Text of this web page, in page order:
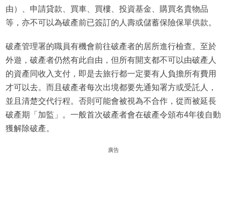
由）、申請貸款、買車、買樓、投資基金、購買名貴物品
等，亦不可以為破產前已簽訂的人壽或儲蓄保險保單供款。
破產管理署的職員有機會前往破產者的居所進行檢查。至於
外遊，破產者仍然有此自由，但所有開支都不可以由破產人
的資產同收入支付，即是去旅行都一定要有人負擔所有費用
才可以去。而且破產者每次出境都要先通知署方或受託人，
並且清楚交代行程。否則可能會被視為不合作，從而被延長
破產期「加監」。一般首次破產者會在破產令頒布4年後自動
獲解除破產。
廣告